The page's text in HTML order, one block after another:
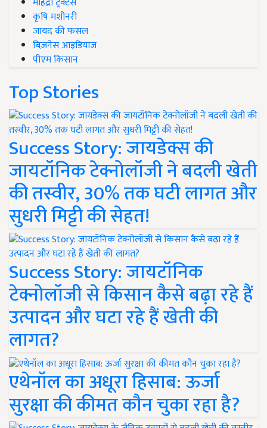
कृषि मशीनरी
जायद की फसल
बिज़नेस आइडियाज
पीएम किसान
Top Stories
Success Story: जायडेक्स की
जायटॉनिक टेक्नोलॉजी ने बदली खेती
की तस्वीर, 30% तक घटी लागत और
सुधरी मिट्टी की सेहत!
Success Story: जायटॉनिक
टेक्नोलॉजी से किसान कैसे बढ़ा रहे हैं
उत्पादन और घटा रहे हैं खेती की
लागत?
एथेनॉल का अधूरा हिसाब: ऊर्जा
सुरक्षा की कीमत कौन चुका रहा है?